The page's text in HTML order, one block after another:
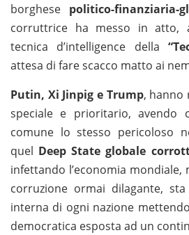
borghese politico-finanziaria-
corruttrice ha messo in atto,
tecnica d’intelligence della
attesa di fare scacco matto ai
Putin, Xi Jinpig e Trump, hanno
speciale e prioritario, avendo
comune lo stesso pericoloso
quel Deep State globale
infettando l’economia
corruzione ormai dilagante,
interna di ogni nazione
democratica esposta ad un